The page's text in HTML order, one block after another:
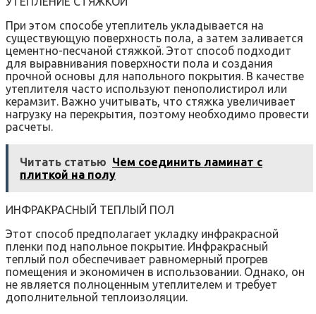
При этом способе утеплитель укладывается на
существующую поверхность пола, а затем заливается
цементно-песчаной стяжкой. Этот способ подходит
для выравнивания поверхности пола и создания
прочной основы для напольного покрытия. В качестве
утеплителя часто используют пенополистирол или
керамзит. Важно учитывать, что стяжка увеличивает
нагрузку на перекрытия, поэтому необходимо провести
расчеты.
Читать статью Чем соединить ламинат с
плиткой на полу
ИНФРАКРАСНЫЙ ТЕПЛЫЙ ПОЛ
Этот способ предполагает укладку инфракрасной
пленки под напольное покрытие. Инфракрасный
теплый пол обеспечивает равномерный прогрев
помещения и экономичен в использовании. Однако, он
не является полноценным утеплителем и требует
дополнительной теплоизоляции.